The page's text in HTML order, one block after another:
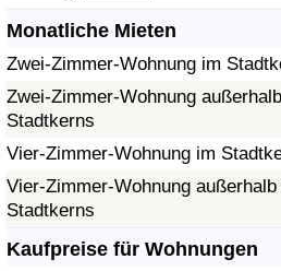
Monatliche Mieten
Zwei-Zimmer-Wohnung im
Zwei-Zimmer-Wohnung
Stadtkerns
Vier-Zimmer-Wohnung im
Vier-Zimmer-Wohnung außerhalb
Stadtkerns
Kaufpreise für Wohnungen
Lebenshaltungskosten-Index
Lebenshaltungskosten-Index
Lebenshaltungskosten-Index
in Akaba
Immobilienpreis-Index (aktuell)
Immobilienpreis-Index
Immobilienpreis-Index nach Land
Lebensqualität-Index
Lebensqualität-Index (aktuell)
Lebensqualitätsindex nach Land
Kriminalität
Kriminalitäts-Index (aktuell)